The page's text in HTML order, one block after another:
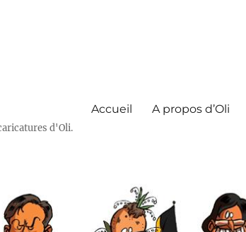
d'Oli.
Accueil A propos d’Oli